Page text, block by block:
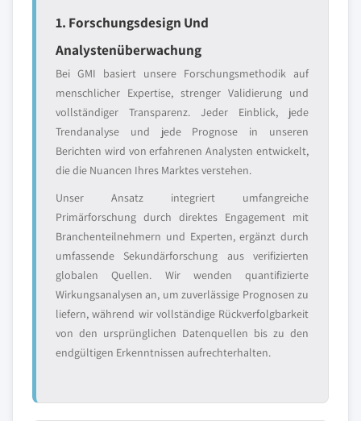
1. Forschungsdesign Und
Analystenüberwachung
Bei GMI basiert unsere Forschungsmethodik auf
menschlicher Expertise, strenger Validierung und
vollständiger Transparenz. Jeder Einblick, jede
Trendanalyse und jede Prognose in unseren
Berichten wird von erfahrenen Analysten entwickelt,
die die Nuancen Ihres Marktes verstehen.
Unser Ansatz integriert umfangreiche
Primärforschung durch direktes Engagement mit
Branchenteilnehmern und Experten, ergänzt durch
umfassende Sekundärforschung aus verifizierten
globalen Quellen. Wir wenden quantifizierte
Wirkungsanalysen an, um zuverlässige Prognosen zu
liefern, während wir vollständige Rückverfolgbarkeit
von den ursprünglichen Datenquellen bis zu den
endgültigen Erkenntnissen aufrechterhalten.